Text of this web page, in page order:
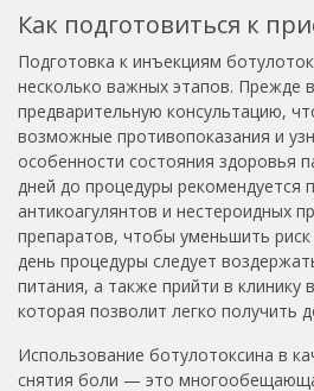
Как подготовиться к
Подготовка к инъекциям
несколько важных этапов. Прежде
предварительную консультацию,
возможные противопоказания и
особенности состояния здоровья
дней до процедуры рекомендуется
антикоагулянтов и нестероидных
препаратов, чтобы уменьшить
день процедуры следует
питания, а также прийти в клинику
которая позволит легко получить
Использование ботулотоксина в
снятия боли — это